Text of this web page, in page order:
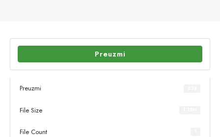
Preuzmi
Preuzmi
File Size
File Count